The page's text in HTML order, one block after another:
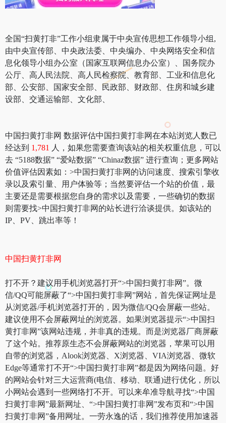
全国“扫黄打非”工作小组隶属于中央宣传思想工作领导小组,
由中央宣传部、中央政法委、中央编办、中央网络安全和信
息化领导小组办公室（国家互联网信息办公室）、国务院办
公厅、高人民法院、高人民检察院、教育部、工业和信息化
部、公安部、国家安全部、民政部、财政部、住房和城乡建
设部、交通运输部、文化部、
中国扫黄打非网 数据评估中国扫黄打非网在本站浏览人数已
经达到 1,781 人，如果您需要查询该站的相关权重信息，可以
去 “5188数据” “爱站数据” “Chinaz数据” 进行查询；更多网站
价值评估因素如：>中国扫黄打非网的访问速度、搜索引擎收
录以及索引量、用户体验等；当然要评估一个站的价值，最
主要还是需要根据您自身的需求以及需要，一些确切的数据
则需要找>中国扫黄打非网的站长进行洽谈提供。如该站的
IP、PV、跳出率等！
中国扫黄打非网
打不开？建议用手机浏览器打开“>中国扫黄打非网”。微
信/QQ可能屏蔽了“>中国扫黄打非网”网站，首先保证网址是
从浏览器/手机浏览器打开的，因为微信/QQ会屏蔽一些站。
建议使用不会屏蔽网址的浏览器。如果浏览器提示“>中国扫
黄打非网”该网站违规，并非真的违规。而是浏览器厂商屏蔽
了这个站。推荐原生态不会屏蔽网站的浏览器，苹果可以用
自带的浏览器，Alook浏览器、X浏览器、VIA浏览器、微软
Edge等通常打不开“>中国扫黄打非网”都是因为网络问题。好
的网站会针对三大运营商(电信、移动、联通)进行优化，所以
小网站会遇到一些网络打不开。可以来牟准导航寻找“>中国
扫黄打非网”最新网址、“>中国扫黄打非网”发布页和“>中国
扫黄打非网”备用网址。一劳永逸的话，我们推荐使用加速器